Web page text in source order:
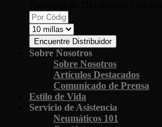
Encuentre Distribuidor
Sobre Nosotros
Sobre Nosotros
Artículos Destacados
Comunicado de Prensa
Estilo de Vida
Servicio de Asistencia
Neumáticos 101